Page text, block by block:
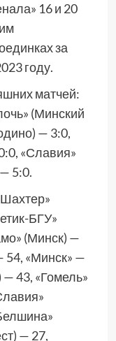
16 и 20
за
году.
матчей:
(Минский
— 3:0,
«Славия»
5:0.
БГУ»
(Минск) —
54, «Минск» —
43, «Гомель»
— 27,